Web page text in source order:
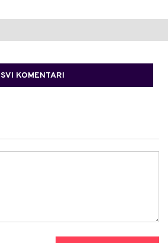
SVI KOMENTARI